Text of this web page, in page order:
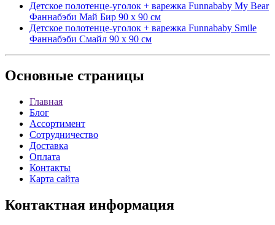
Детское полотенце-уголок + варежка Funnababy My Bear
Фаннабэби Май Бир 90 х 90 см
Детское полотенце-уголок + варежка Funnababy Smile
Фаннабэби Смайл 90 х 90 см
Основные страницы
Главная
Блог
Ассортимент
Сотрудничество
Доставка
Оплата
Контакты
Карта сайта
Контактная информация